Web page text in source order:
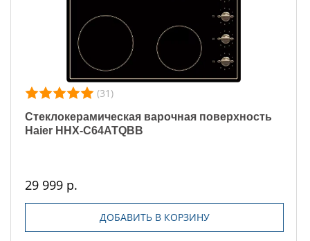
(31)
Стеклокерамическая варочная поверхность
Haier HHX-C64ATQBB
29 999 р.
ДОБАВИТЬ В КОРЗИНУ